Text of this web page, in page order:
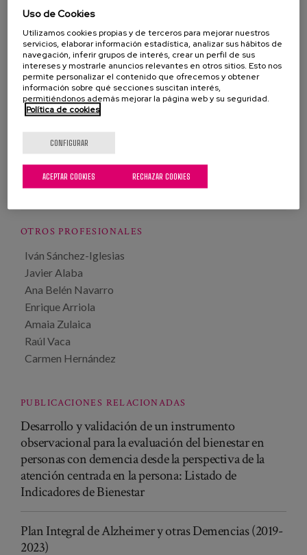
dolor Demencia
PAINAD-Sp Alzheimer
PROFESIONALES
Álvaro García Soler
Responsable del área
residencial
OTROS PROFESIONALES
Iván Sánchez-Iglesias
Javier Alaba
Ana Belén Navarro
Enrique Arriola
Amaia Zulaica
Raúl Vaca
Carmen Hernández
PUBLICACIONES RELACIONADAS
Desarrollo y validación de un instrumento
observacional para la evaluación del bienestar en
personas con demencia desde la perspectiva de la
atención centrada en la persona: Listado de
Indicadores de Bienestar
Plan Integral de Alzheimer y otras Demencias (2019-
2023)
Uso de Cookies
Utilizamos cookies propias y de terceros para mejorar nuestros
servicios, elaborar información estadística, analizar sus hábitos de
navegación, inferir grupos de interés, crear un perfil de sus
intereses y mostrarle anuncios relevantes en otros sitios. Esto nos
permite personalizar el contenido que ofrecemos y obtener
información sobre qué secciones suscitan interés,
permitiéndonos además mejorar la página web y su seguridad.
Política de cookies
CONFIGURAR
RECHAZAR COOKIES
ACEPTAR COOKIES